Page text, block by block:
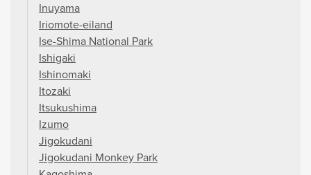
Inuyama
Iriomote-eiland
Ise-Shima National Park
Ishigaki
Ishinomaki
Itozaki
Itsukushima
Izumo
Jigokudani
Jigokudani Monkey Park